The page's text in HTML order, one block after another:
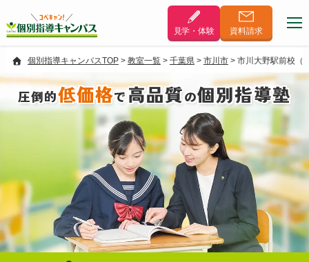
見学・体験 資料請求
個別指導キャンパスTOP> 教室一覧> 千葉県> 市川市> 市川大野駅前校（
圧倒的低価格で高品質の個別指導塾